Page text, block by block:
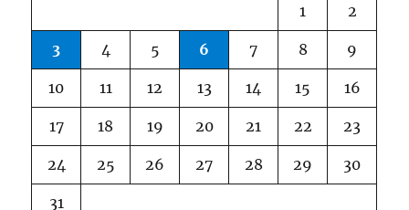
1 2
3 4 5 6 7 8 9
10 11 12 13 14 15 16
17 18 19 20 21 22 23
24 25 26 27 28 29 30
31